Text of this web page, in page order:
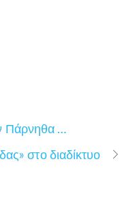
Πάρνηθα …
στο διαδίκτυο